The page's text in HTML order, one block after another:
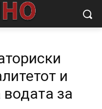
извештај за квалитетот
и
водата за